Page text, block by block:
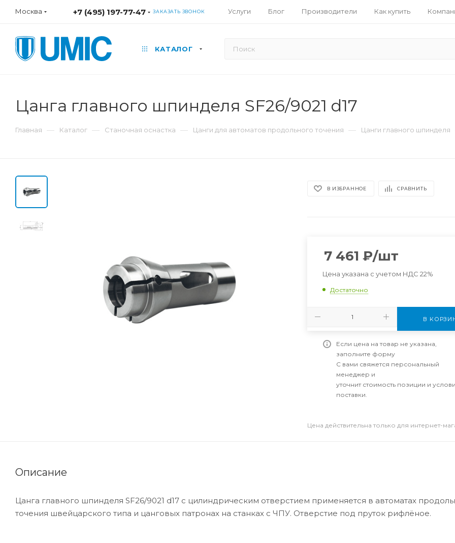
Москва +7 (495) 197-77-47 ЗАКАЗАТЬ ЗВОНОК Услуги Блог Производители Как купить
КАТАЛОГ
Цанга главного шпинделя SF26/9021 d17
Главная — Каталог — Станочная оснастка — Цанги для автоматов продольного точения — Цанги главного шпинделя
В ИЗБРАННОЕ СРАВНИТЬ
7 461 ₽/шт
Цена указана с учетом НДС 22%
Достаточно
В
Если цена на товар не указана,
заполните форму
С вами свяжется персональный
менеджер и
уточнит стоимость позиции и
поставки.
Цена действительна только для интернет-
Описание
Цанга главного шпинделя SF26/9021 d17 с цилиндрическим отверстием применяется в автоматах
точения швейцарского типа и цанговых патронах на станках с ЧПУ. Отверстие под пруток рифлёное.